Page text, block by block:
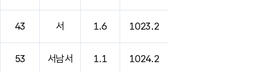
43 서 1.6 1023.2
53 서남서 1.1 1024.2